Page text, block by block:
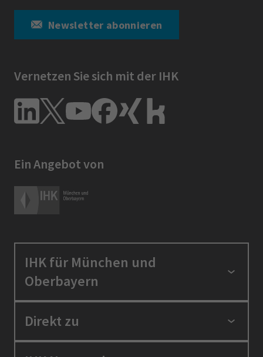
Newsletter abonnieren
Vernetzen Sie sich mit der IHK
Ein Angebot von
IHK für München und
Oberbayern
Standortpolitik
Direkt zu